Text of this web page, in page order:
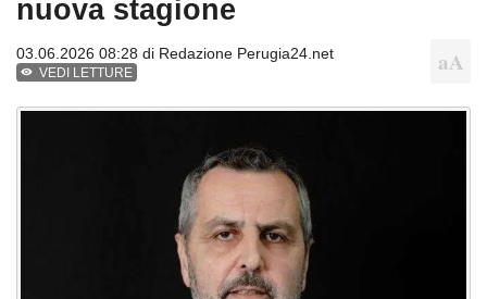
nuova stagione
03.06.2026 08:28 di Redazione Perugia24.net
VEDI LETTURE